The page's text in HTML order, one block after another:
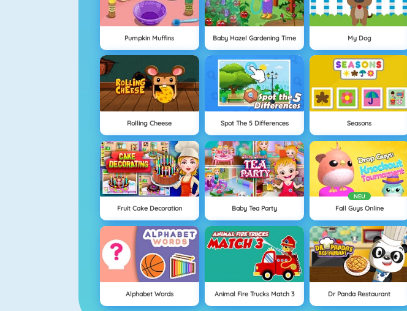
Pumpkin Muffins Baby Hazel Gardening Time My Dog
Rolling Cheese Spot The 5 Differences Seasons
Fruit Cake Decoration Baby Tea Party
NEU
Fall Guys Online
Alphabet Words Animal Fire Trucks Match 3 Dr Panda Restaurant